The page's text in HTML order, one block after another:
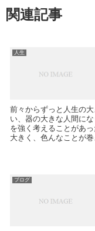
関連記事
人生
前々からずっと人生の
い、器の大きな人間に
を強く考えることがあ
大きく、色んなことが
ブログ